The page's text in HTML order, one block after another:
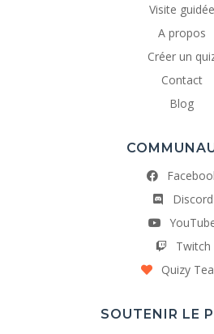
Visite guidée
A propos
Créer un
Contact
Blog
Discord
Twitch
Quizy
SOUTENIR LE